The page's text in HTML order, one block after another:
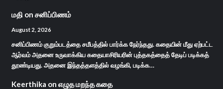
மதி on சனிப்பிணம்
August 2, 2026
சனிப்பிணம் குறும்படத்தை சமீபத்தில் பார்க்க நேர்ந்தது. கதையின் மீது ஏற்பட்ட
ஆர்வம் அதனை உருவாக்கிய கதையாசிரியரின் புத்தகத்தைத் தேடிப் படிக்கத்
தூண்டியது. அதனை இந்தத்தளத்தில் வழங்கி, படிக்க…
Keerthika on எழுத மறந்த கதை